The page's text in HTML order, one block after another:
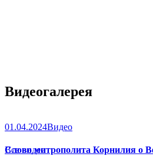
Видеогалерея
01.04.2024Видео
Слово митрополита Корнилия о
Все видео